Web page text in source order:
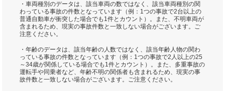
・車両種別のデータは、該当車両の数ではなく、該当車両種別の関
わっている事故の件数となっています（例：1つの事故で2台以上の
普通自動車が衝突した場合でも1件とカウント）。また、不明車両が
含まれるため、現実の事故件数と一致しない場合がございます。ご
注意ください。
・年齢のデータは、該当年齢の人数ではなく、該当年齢人物の関わ
っている事故の件数となっています（例：1つの事故で2人以上の25
～34歳が関係している場合でも1件とカウント）。また、多重事故の
運転手や同乗者など、年齢不明の関係者も含まれるため、現実の事
故件数と一致しない場合がございます。ご注意ください。